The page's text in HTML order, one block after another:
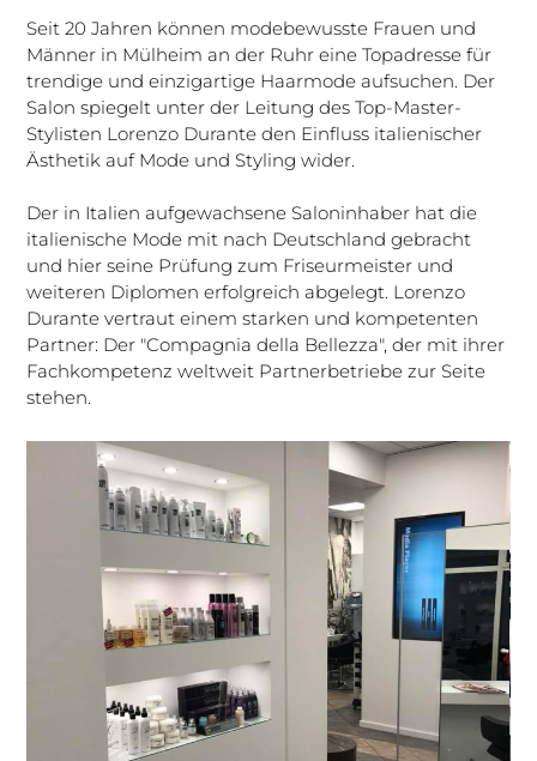
Seit 20 Jahren können modebewusste Frauen und
Männer in Mülheim an der Ruhr eine Topadresse für
trendige und einzigartige Haarmode aufsuchen. Der
Salon spiegelt unter der Leitung des Top-Master-
Stylisten Lorenzo Durante den Einfluss italienischer
Ästhetik auf Mode und Styling wider.
Der in Italien aufgewachsene Saloninhaber hat die
italienische Mode mit nach Deutschland gebracht
und hier seine Prüfung zum Friseurmeister und
weiteren Diplomen erfolgreich abgelegt. Lorenzo
Durante vertraut einem starken und kompetenten
Partner: Der "Compagnia della Bellezza", der mit ihrer
Fachkompetenz weltweit Partnerbetriebe zur Seite
stehen.